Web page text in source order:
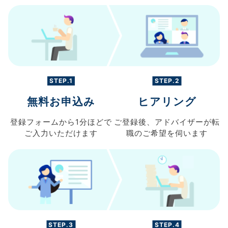
STEP.1
無料お申込み
登録フォームから 1分ほどで
ご入力 いただけます
STEP.2
ヒアリング
ご登録後、 アドバイザーが転
職のご希望を伺います
STEP.3 STEP.4